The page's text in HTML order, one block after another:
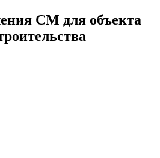
СМ для объекта